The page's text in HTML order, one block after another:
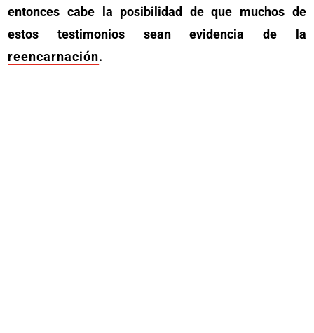
entonces cabe la posibilidad de que muchos de
estos testimonios sean evidencia de la
reencarnación.